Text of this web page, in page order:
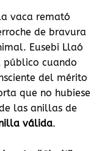
vaca remató
de bravura
Eusebi Llaó
público cuando
del mérito
que no hubiese
las anillas de
válida.